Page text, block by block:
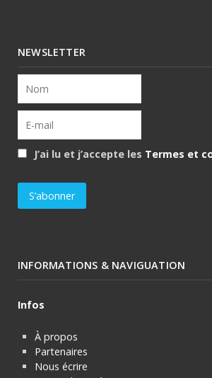
NEWSLETTER
J’ai lu et j’accepte les Termes et
INFORMATIONS & NAVIGUATION
Infos
À propos
Partenaires
Nous écrire